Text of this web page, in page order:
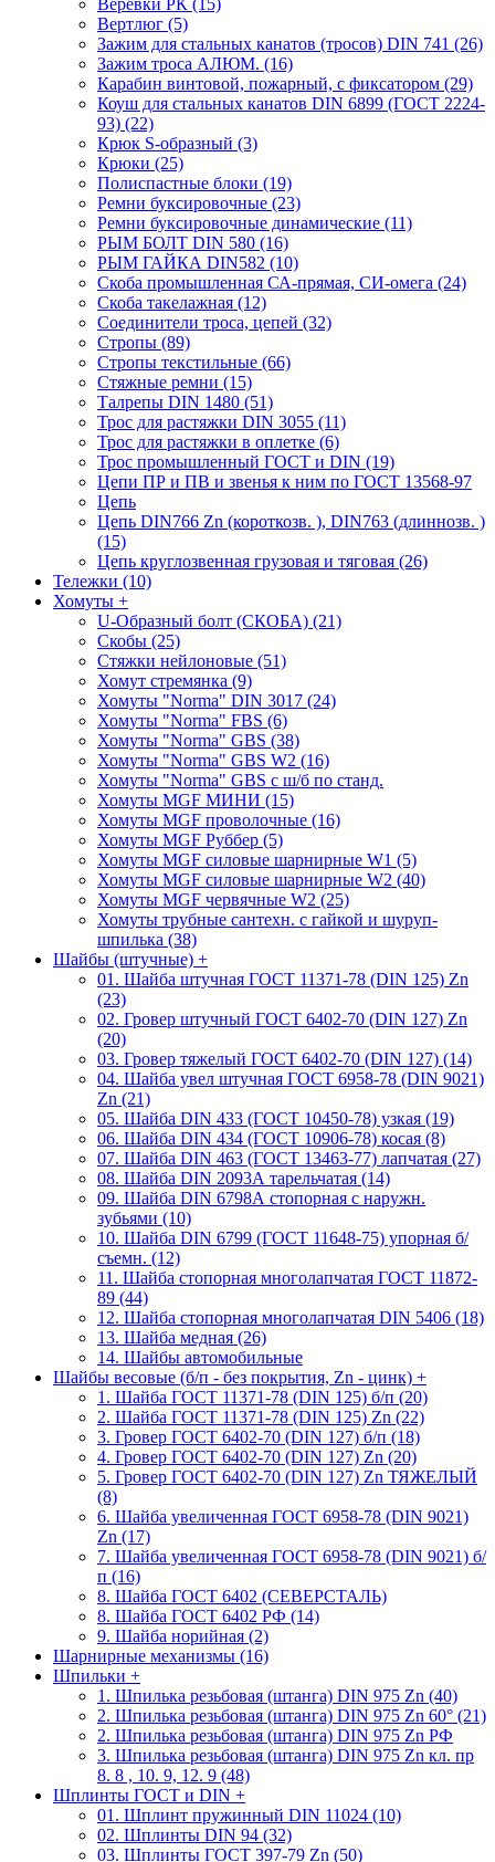
Верёвки РК (15)
Вертлюг (5)
Зажим для стальных канатов (тросов) DIN 741 (26)
Зажим троса АЛЮМ. (16)
Карабин винтовой, пожарный, с фиксатором (29)
Коуш для стальных канатов DIN 6899 (ГОСТ 2224-
93) (22)
Крюк S-образный (3)
Крюки (25)
Полиспастные блоки (19)
Ремни буксировочные (23)
Ремни буксировочные динамические (11)
РЫМ БОЛТ DIN 580 (16)
РЫМ ГАЙКА DIN582 (10)
Скоба промышленная СА-прямая, СИ-омега (24)
Скоба такелажная (12)
Соединители троса, цепей (32)
Стропы (89)
Стропы текстильные (66)
Стяжные ремни (15)
Талрепы DIN 1480 (51)
Трос для растяжки DIN 3055 (11)
Трос для растяжки в оплетке (6)
Трос промышленный ГОСТ и DIN (19)
Цепи ПР и ПВ и звенья к ним по ГОСТ 13568-97
Цепь
Цепь DIN766 Zn (короткозв. ), DIN763 (длиннозв. )
(15)
Цепь круглозвенная грузовая и тяговая (26)
Тележки (10)
Хомуты +
U-Образный болт (СКОБА) (21)
Скобы (25)
Стяжки нейлоновые (51)
Хомут стремянка (9)
Хомуты "Norma" DIN 3017 (24)
Хомуты "Norma" FBS (6)
Хомуты "Norma" GBS (38)
Хомуты "Norma" GBS W2 (16)
Хомуты "Norma" GBS с ш/б по станд.
Хомуты MGF МИНИ (15)
Хомуты MGF проволочные (16)
Хомуты MGF Руббер (5)
Хомуты MGF силовые шарнирные W1 (5)
Хомуты MGF силовые шарнирные W2 (40)
Хомуты MGF червячные W2 (25)
Хомуты трубные сантехн. с гайкой и шуруп-
шпилька (38)
Шайбы (штучные) +
01. Шайба штучная ГОСТ 11371-78 (DIN 125) Zn
(23)
02. Гровер штучный ГОСТ 6402-70 (DIN 127) Zn
(20)
03. Гровер тяжелый ГОСТ 6402-70 (DIN 127) (14)
04. Шайба увел штучная ГОСТ 6958-78 (DIN 9021)
Zn (21)
05. Шайба DIN 433 (ГОСТ 10450-78) узкая (19)
06. Шайба DIN 434 (ГОСТ 10906-78) косая (8)
07. Шайба DIN 463 (ГОСТ 13463-77) лапчатая (27)
08. Шайба DIN 2093А тарельчатая (14)
09. Шайба DIN 6798А стопорная с наружн.
зубьями (10)
10. Шайба DIN 6799 (ГОСТ 11648-75) упорная б/
съемн. (12)
11. Шайба стопорная многолапчатая ГОСТ 11872-
89 (44)
12. Шайба стопорная многолапчатая DIN 5406 (18)
13. Шайба медная (26)
14. Шайбы автомобильные
Шайбы весовые (б/п - без покрытия, Zn - цинк) +
1. Шайба ГОСТ 11371-78 (DIN 125) б/п (20)
2. Шайба ГОСТ 11371-78 (DIN 125) Zn (22)
3. Гровер ГОСТ 6402-70 (DIN 127) б/п (18)
4. Гровер ГОСТ 6402-70 (DIN 127) Zn (20)
5. Гровер ГОСТ 6402-70 (DIN 127) Zn ТЯЖЕЛЫЙ
(8)
6. Шайба увеличенная ГОСТ 6958-78 (DIN 9021)
Zn (17)
7. Шайба увеличенная ГОСТ 6958-78 (DIN 9021) б/
п (16)
8. Шайба ГОСТ 6402 (СЕВЕРСТАЛЬ)
8. Шайба ГОСТ 6402 РФ (14)
9. Шайба норийная (2)
Шарнирные механизмы (16)
Шпильки +
1. Шпилька резьбовая (штанга) DIN 975 Zn (40)
2. Шпилька резьбовая (штанга) DIN 975 Zn 60° (21)
2. Шпилька резьбовая (штанга) DIN 975 Zn РФ
3. Шпилька резьбовая (штанга) DIN 975 Zn кл. пр
8. 8 , 10. 9, 12. 9 (48)
Шплинты ГОСТ и DIN +
01. Шплинт пружинный DIN 11024 (10)
02. Шплинты DIN 94 (32)
03. Шплинты ГОСТ 397-79 Zn (50)